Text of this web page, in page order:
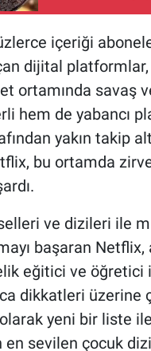
dayanamadı!
içeriği
dijital platformlar,
ortamında savaş
hem de yabancı
yakın takip
bu ortamda
ve dizileri ile
başaran Netflix,
eğitici ve öğretici
dikkatleri üzerine
yeni bir liste
en sevilen çocuk